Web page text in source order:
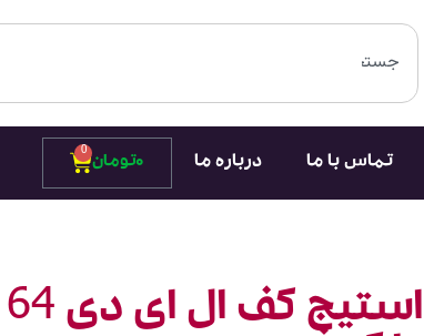
تماس با ما درباره ما ۰تومان
0